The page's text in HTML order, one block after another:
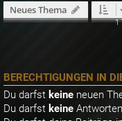
Neues Thema
1
BERECHTIGUNGEN IN
Du darfst keine neuen
Du darfst keine